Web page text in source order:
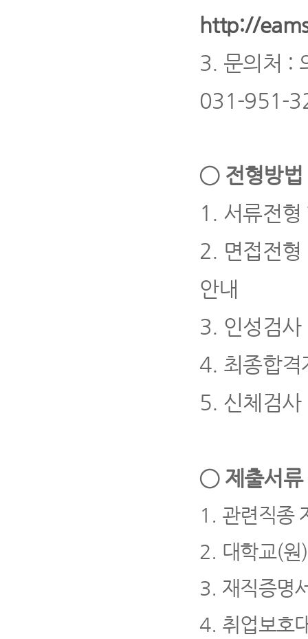
http://
3. 문의처 :
031-951-
◯ 전형방
1. 서류전
2. 면접전형
안내
3. 인성검사
4. 최종합
5. 신체검사
◯ 제출서류
1. 관련직종
2. 대학교(원
3. 재직증명
4. 취업보호